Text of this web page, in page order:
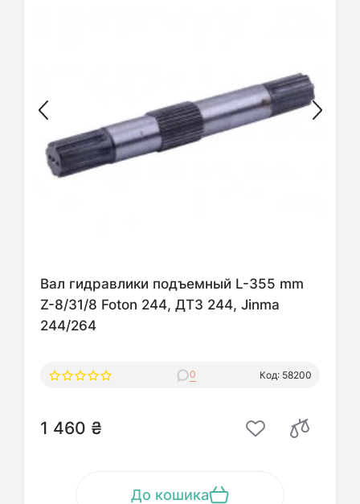
Вал гидравлики подъемный L-355 mm
Z-8/31/8 Foton 244, ДТЗ 244, Jinma
244/264
0 Код: 58200
1 460 ₴
До кошика